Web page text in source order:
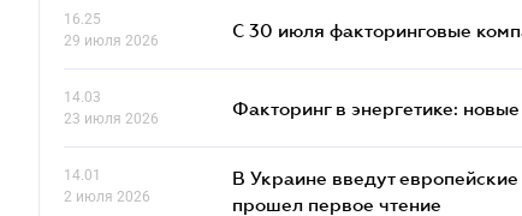
16.25
29 июля 2026
С 30 июля факторинговые
14.03
23 июля 2026
Факторинг в энергетике:
14.01
2 июля 2026
В Украине введут
прошел первое чтение